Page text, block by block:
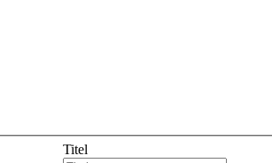
Titel